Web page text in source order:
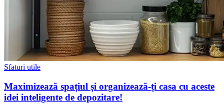
Sfaturi utile
Maximizează spațiul și organizează-ți casa cu aceste
idei inteligente de depozitare!